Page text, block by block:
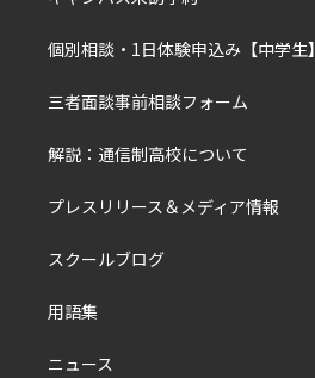
個別相談・1日体験申込み【中学生】
三者面談事前相談フォーム
解説：通信制高校について
プレスリリース＆メディア情報
スクールブログ
用語集
ニュース